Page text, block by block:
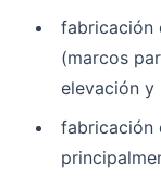
fabricación
(marcos
elevación y
fabricación